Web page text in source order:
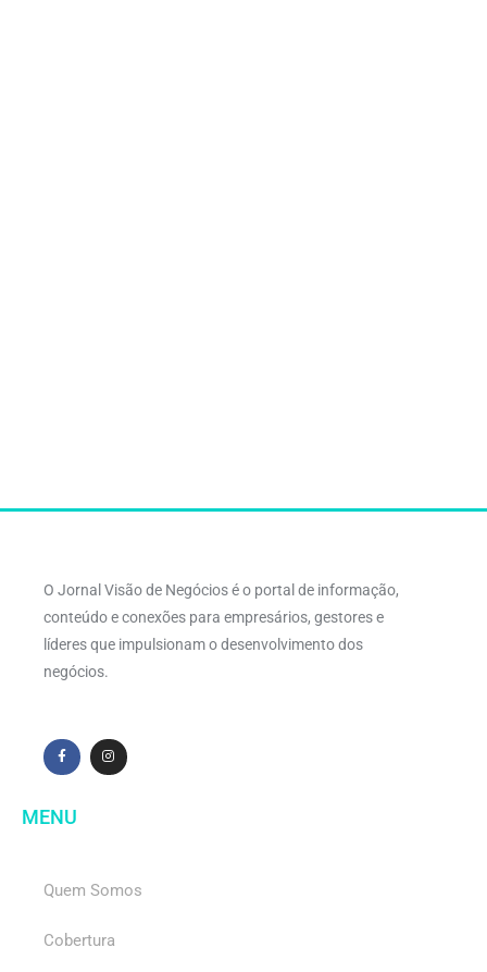
O Jornal Visão de Negócios é o portal de informação,
conteúdo e conexões para empresários, gestores e
líderes que impulsionam o desenvolvimento dos
negócios.
MENU
Quem Somos
Cobertura